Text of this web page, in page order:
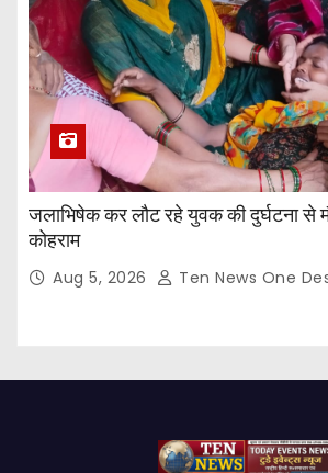
जलाभिषेक कर लौट रहे युवक की दुर्घटना से
कोहराम
Aug 5, 2026 Ten News One